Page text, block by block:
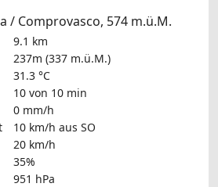
/ Comprovasco, 574 m.ü.M.
9.1 km
237m (337 m.ü.M.)
31.3 °C
10 von 10 min
0 mm/h
10 km/h aus SO
20 km/h
35%
951 hPa